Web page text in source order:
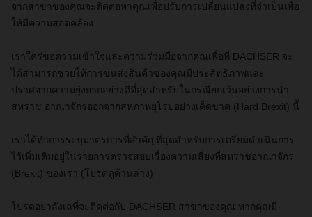
จากสาขาของคุณจะติดต่อหาคุณเพื่อปรับการเปลี่ยนแปลงที่จำเป็นเพื่อ
ให้มีความสอดคล้อง
เราใคร่ขอความเข้าใจและความร่วมมือจากคุณเพื่อที่ DACHSER จะ
ได้สามารถช่วยให้การขนส่งสินค้าของคุณมีประสิทธิภาพและ
ปราศจากความยุ่งยากอย่างดีที่สุดสำหรับในกรณียกเว้นอย่างการนำ
สหราช อาณาจักรออกจากสหภาพยุโรปอย่างเด็ดขาด (Hard Brexit) นี้
เราได้ทำการระบุมาตรการที่สำคัญที่สุดสำหรับการเตรียมดำเนินการ
ไว้เพิ่มเติมอยู่ในรายการตรวจสอบเรื่องความเสี่ยงที่สหราชอาณาจักร
(Brexit) ของเรา (โปรดดูด้านล่าง)
โปรดอย่าลังเลที่จะติดต่อกับ DACHSER สาขาของคุณ หากคุณมี